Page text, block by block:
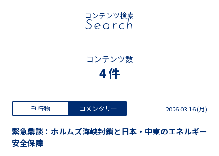
コンテンツ検索
Search
コンテンツ数
4 件
刊行物 コメンタリー 2026.03.16 (月)
緊急鼎談：ホルムズ海峡封鎖と日本・中東のエネルギー
安全保障